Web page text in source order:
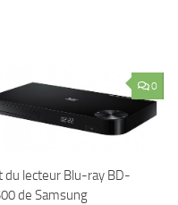
0
du lecteur Blu-ray BD-
de Samsung